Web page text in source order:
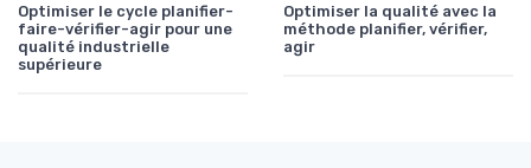
Optimiser le cycle planifier-
faire-vérifier-agir pour une
qualité industrielle
supérieure
Optimiser la qualité avec la
méthode planifier, vérifier,
agir